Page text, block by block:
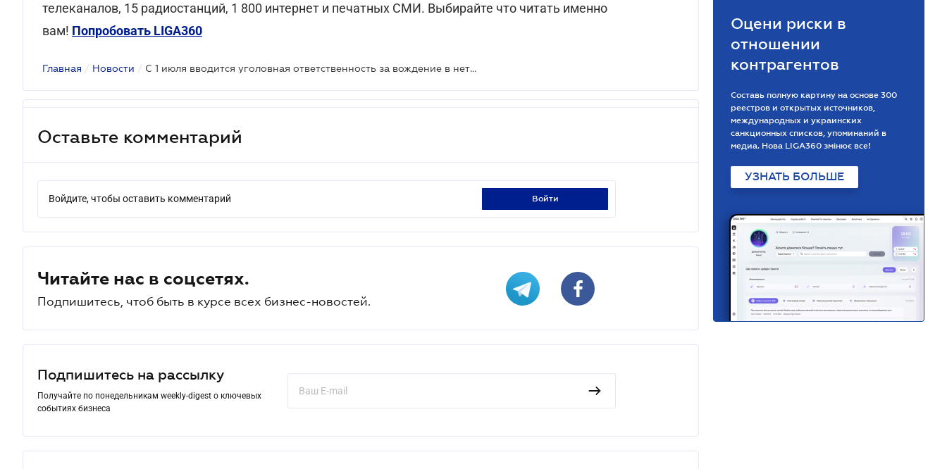
телеканалов, 15 радиостанций, 1 800 интернет и печатных СМИ. Выбирайте что читать именно
вам! Попробовать LIGA360
Главная / Новости / С 1 июля вводится уголовная ответственность за вождение в нетрезвом состоянии
Оставьте комментарий
Войдите, чтобы оставить комментарий войти
Читайте нас в соцсетях.
Подпишитесь, чтоб быть в курсе всех бизнес-новостей.
Подпишитесь на рассылку
Получайте по понедельникам weekly-digest о ключевых
событиях бизнеса
Оцени риски в
отношении
контрагентов
Составь полную картину на основе 300
реестров и открытых источников,
международных и украинских
санкционных списков, упоминаний в
медиа. Нова LIGA360 змінює все!
УЗНАТЬ БОЛЬШЕ